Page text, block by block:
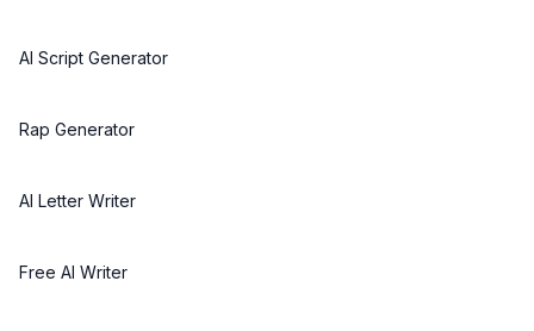
AI Script Generator
Rap Generator
AI Letter Writer
Free AI Writer